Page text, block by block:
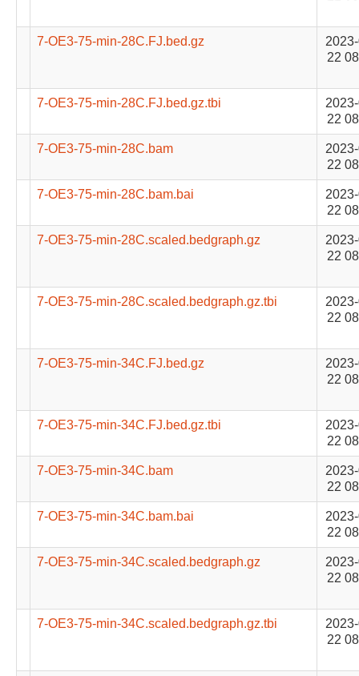
7-OE3-75-min-28C.FJ.bed.gz
22
7-OE3-75-min-28C.FJ.bed.gz.tbi
22
7-OE3-75-min-28C.bam
22
7-OE3-75-min-28C.bam.bai
22
7-OE3-75-min-28C.scaled.bedgraph.gz
22
7-OE3-75-min-28C.scaled.bedgraph.gz.tbi
22
7-OE3-75-min-34C.FJ.bed.gz
22
7-OE3-75-min-34C.FJ.bed.gz.tbi
22
7-OE3-75-min-34C.bam
22
7-OE3-75-min-34C.bam.bai
22
7-OE3-75-min-34C.scaled.bedgraph.gz
22
7-OE3-75-min-34C.scaled.bedgraph.gz.tbi
22